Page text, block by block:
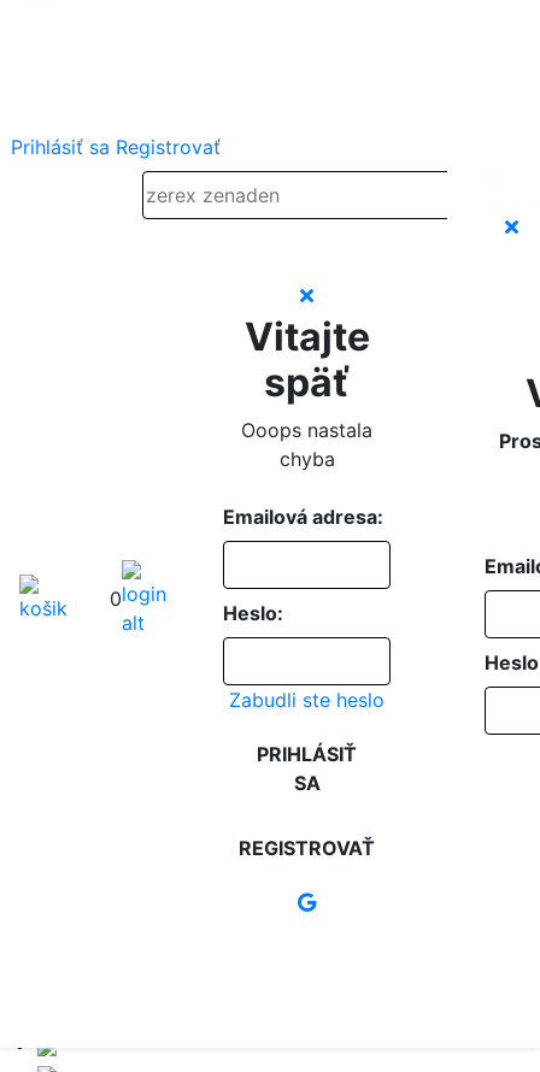
Prihlásiť sa Registrovať
0
Vitajte
späť
Ooops nastala
chyba
Emailová adresa:
Heslo:
Zabudli ste heslo
PRIHLÁSIŤ
SA
REGISTROVAŤ